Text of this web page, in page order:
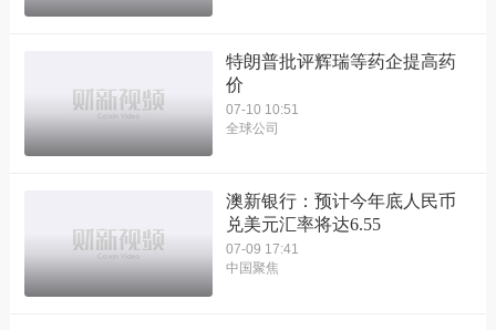
特朗普批评辉瑞等药企提高药
价
07-10 10:51
全球公司
澳新银行：预计今年底人民币
兑美元汇率将达6.55
07-09 17:41
中国聚焦